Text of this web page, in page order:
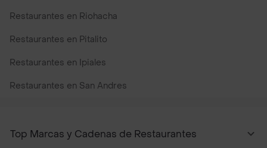
Restaurantes en Riohacha
Restaurantes en Pitalito
Restaurantes en Ipiales
Restaurantes en San Andres
Top Marcas y Cadenas de Restaurantes